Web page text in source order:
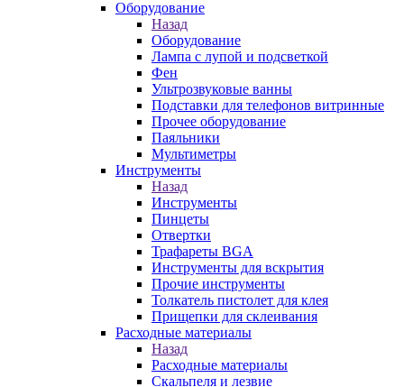
Оборудование
Назад
Оборудование
Лампа с лупой и подсветкой
Фен
Ультрозвуковые ванны
Подставки для телефонов витринные
Прочее оборудование
Паяльники
Мультиметры
Инструменты
Назад
Инструменты
Пинцеты
Отвертки
Трафареты BGA
Инструменты для вскрытия
Прочие инструменты
Толкатель пистолет для клея
Прищепки для склеивания
Расходные материалы
Назад
Расходные материалы
Скальпеля и лезвие